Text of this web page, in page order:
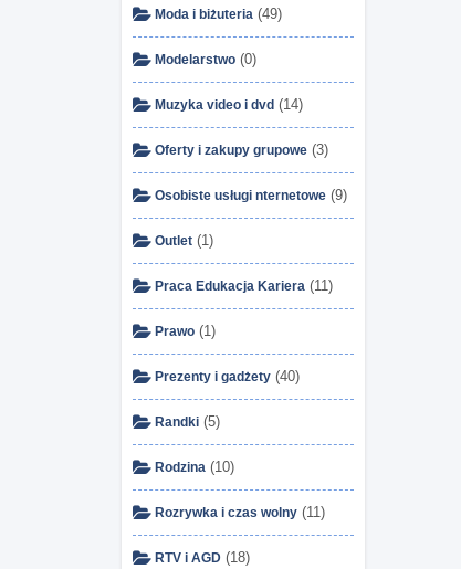
Moda i biżuteria (49)
Modelarstwo (0)
Muzyka video i dvd (14)
Oferty i zakupy grupowe (3)
Osobiste usługi nternetowe (9)
Outlet (1)
Praca Edukacja Kariera (11)
Prawo (1)
Prezenty i gadżety (40)
Randki (5)
Rodzina (10)
Rozrywka i czas wolny (11)
RTV i AGD (18)